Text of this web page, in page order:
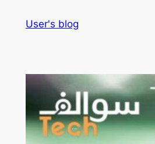
User's blog